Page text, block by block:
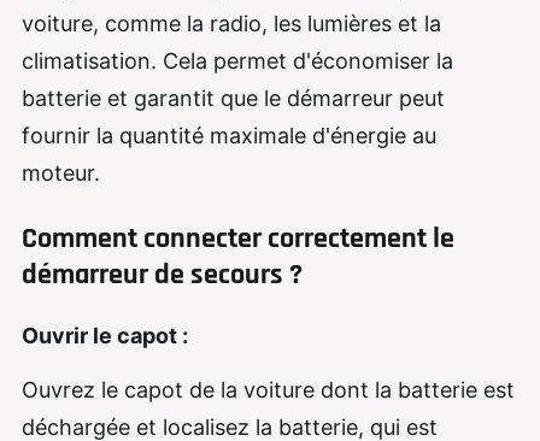
voiture, comme la radio, les lumières et la
climatisation. Cela permet d'économiser la
batterie et garantit que le démarreur peut
fournir la quantité maximale d'énergie au
moteur.
Comment connecter correctement le
démarreur de secours ?
Ouvrir le capot :
Ouvrez le capot de la voiture dont la batterie est
déchargée et localisez la batterie, qui est